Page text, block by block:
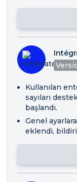
Kullanılan
sayıları
başlandı.
Genel
eklendi,